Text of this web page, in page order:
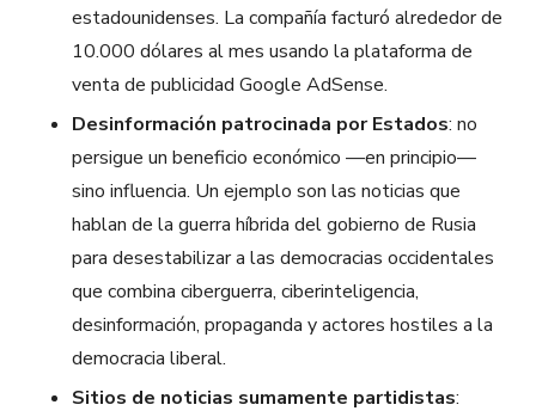
estadounidenses. La compañía facturó alrededor de
10.000 dólares al mes usando la plataforma de
venta de publicidad Google AdSense.
Desinformación patrocinada por Estados: no
persigue un beneficio económico —en principio—
sino influencia. Un ejemplo son las noticias que
hablan de la guerra híbrida del gobierno de Rusia
para desestabilizar a las democracias occidentales
que combina ciberguerra, ciberinteligencia,
desinformación, propaganda y actores hostiles a la
democracia liberal.
Sitios de noticias sumamente partidistas: